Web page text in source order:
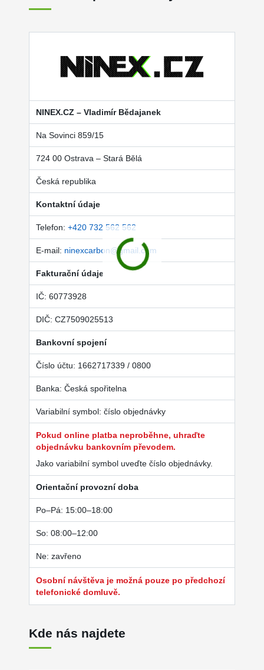
NINEX.CZ – Vladimír Bědajanek
Na Sovinci 859/15
724 00 Ostrava – Stará Bělá
Česká republika
Kontaktní údaje
Telefon: +420 732 562 562
E-mail: ninexcarbon@gmail.com
Fakturační údaje
IČ: 60773928
DIČ: CZ7509025513
Bankovní spojení
Číslo účtu: 1662717339 / 0800
Banka: Česká spořitelna
Variabilní symbol: číslo objednávky
Pokud online platba neproběhne, uhraďte
objednávku bankovním převodem.
Jako variabilní symbol uveďte číslo objednávky.
Orientační provozní doba
Po–Pá: 15:00–18:00
So: 08:00–12:00
Ne: zavřeno
Osobní návštěva je možná pouze po předchozí
telefonické domluvě.
Kde nás najdete